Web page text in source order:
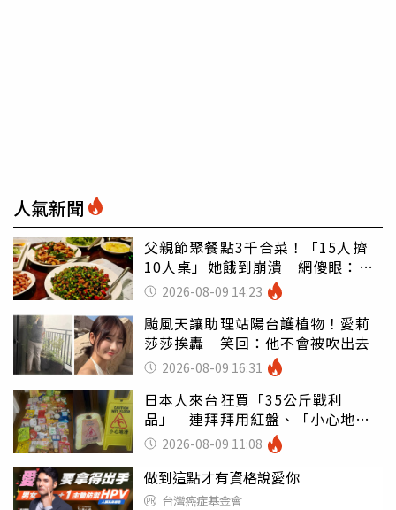
人氣新聞
父親節聚餐點3千合菜！「15人擠
10人桌」她餓到崩潰 網傻眼：讓
店家看笑話
2026-08-09 14:23
颱風天讓助理站陽台護植物！愛莉
莎莎挨轟 笑回：他不會被吹出去
2026-08-09 16:31
日本人來台狂買「35公斤戰利
品」 連拜拜用紅盤、「小心地
滑」告示牌也帶回家
2026-08-09 11:08
做到這點才有資格說愛你
台灣癌症基金會